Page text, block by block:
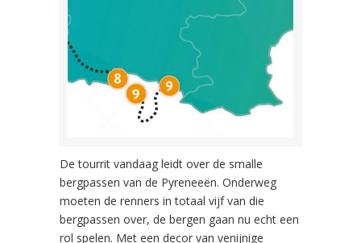
De tourrit vandaag leidt over de smalle
bergpassen van de Pyreneeën. Onderweg
moeten de renners in totaal vijf van die
bergpassen over, de bergen gaan nu echt een
rol spelen. Met een decor van venijnige